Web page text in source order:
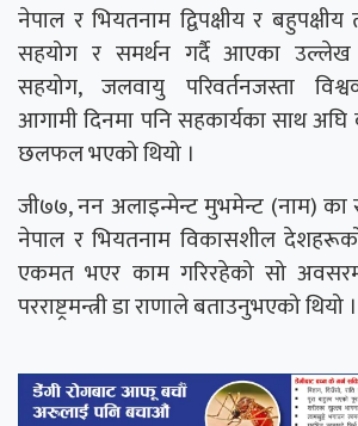
नेपाल र भियतनाम द्विपक्षीय र
सहयोग र समर्थन गर्दै आएका उल्लेख
सहयोग, जलवायु परिवर्तनजस्ता
आगामी दिनमा पनि सहकार्यका साथ अघि
छलफल भएको थियो ।
जी७७, नन अलाइन्मेन्ट मुभमेन्ट (नाम) का
नेपाल र भियतनाम विकासशील देशहरूको
एकमत भएर काम गरिरहेको सो अवसरमा
परराष्ट्रमन्त्री डा राणाले बताउनुभएको थियो ।